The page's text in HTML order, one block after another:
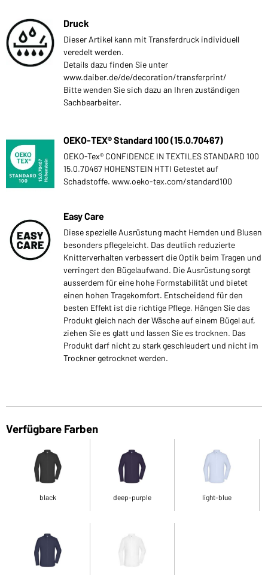
Druck
Dieser Artikel kann mit Transferdruck individuell
veredelt werden.
Details dazu finden Sie unter
www.daiber.de/de/decoration/transferprint/
Bitte wenden Sie sich dazu an Ihren zuständigen
Sachbearbeiter.
OEKO-TEX® Standard 100 (15.0.70467)
OEKO-Tex® CONFIDENCE IN TEXTILES STANDARD 100
15.0.70467 HOHENSTEIN HTTI Getestet auf
Schadstoffe. www.oeko-tex.com/standard100
Easy Care
Diese spezielle Ausrüstung macht Hemden und Blusen
besonders pflegeleicht. Das deutlich reduzierte
Knitterverhalten verbessert die Optik beim Tragen und
verringert den Bügelaufwand. Die Ausrüstung sorgt
ausserdem für eine hohe Formstabilität und bietet
einen hohen Tragekomfort. Entscheidend für den
besten Effekt ist die richtige Pflege. Hängen Sie das
Produkt gleich nach der Wäsche auf einem Bügel auf,
ziehen Sie es glatt und lassen Sie es trocknen. Das
Produkt darf nicht zu stark geschleudert und nicht im
Trockner getrocknet werden.
Verfügbare Farben
black deep-purple light-blue